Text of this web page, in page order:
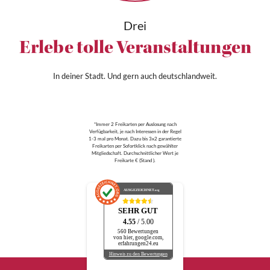
Drei
Erlebe tolle Veranstaltungen
In deiner Stadt. Und gern auch deutschlandweit.
*Immer 2 Freikarten per Auslosung nach
Verfügbarkeit, je nach Interessen in der Regel
1-3 mal pro Monat. Dazu bis 3x2 garantierte
Freikarten per Sofortklick nach gewählter
Mitgliedschaft. Durchschnittlicher Wert je
Freikarte € (Stand ).
AUSGEZEICHNET.org
SEHR GUT
4.55 / 5.00
560 Bewertungen
von hier, google.com,
erfahrungen24.eu
Hinweis zu den Bewertungen